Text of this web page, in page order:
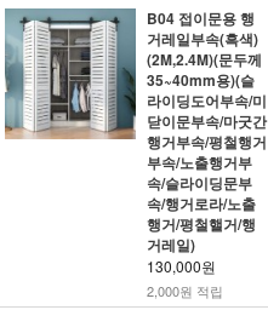
B04 접이문용 행
거레일부속(흑색)
(2M,2.4M)(문두께
35~40mm용)(슬
라이딩도어부속/미
닫이문부속/마굿간
행거부속/평철행거
부속/노출행거부
속/슬라이딩문부
속/행거로라/노출
행거/평철핼거/행
거레일)
130,000원
2,000원 적립